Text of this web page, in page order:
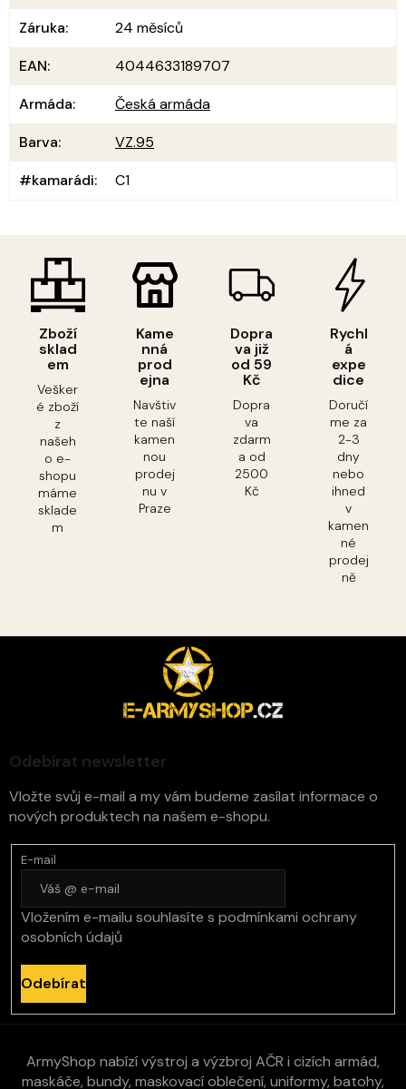
Zboží
sklad
em
Vešker
é zboží
z
našeh
o e-
shopu
máme
sklade
m
Kame
nná
prod
ejna
Navštiv
te naší
kamen
nou
prodej
nu v
Praze
Dopra
va již
od 59
Kč
Dopra
va
zdarm
a od
2500
Kč
Rychl
á
expe
dice
Doručí
me za
2-3
dny
nebo
ihned
v
kamen
né
prodej
ně
Záruka:
24 měsíců
EAN:
4044633189707
Armáda:
Česká armáda
Barva:
VZ.95
#kamarádi: C1
Odebírat newsletter
Vložte svůj e-mail a my vám budeme zasílat informace o
nových produktech na našem e-shopu.
E-mail
Vložením e-mailu souhlasíte s podmínkami ochrany
osobních údajů
Odebírat
ArmyShop nabízí výstroj a výzbroj AČR i cizích armád,
maskáče, bundy, maskovací oblečení, uniformy, batohy,